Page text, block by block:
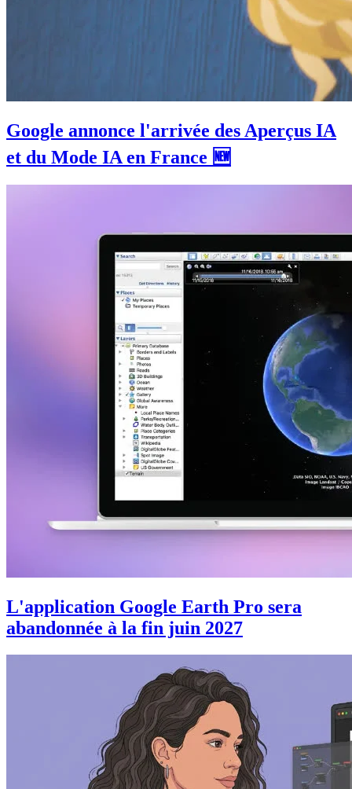
Google annonce l'arrivée des Aperçus IA
et du Mode IA en France 🆕
L'application Google Earth Pro sera
abandonnée à la fin juin 2027